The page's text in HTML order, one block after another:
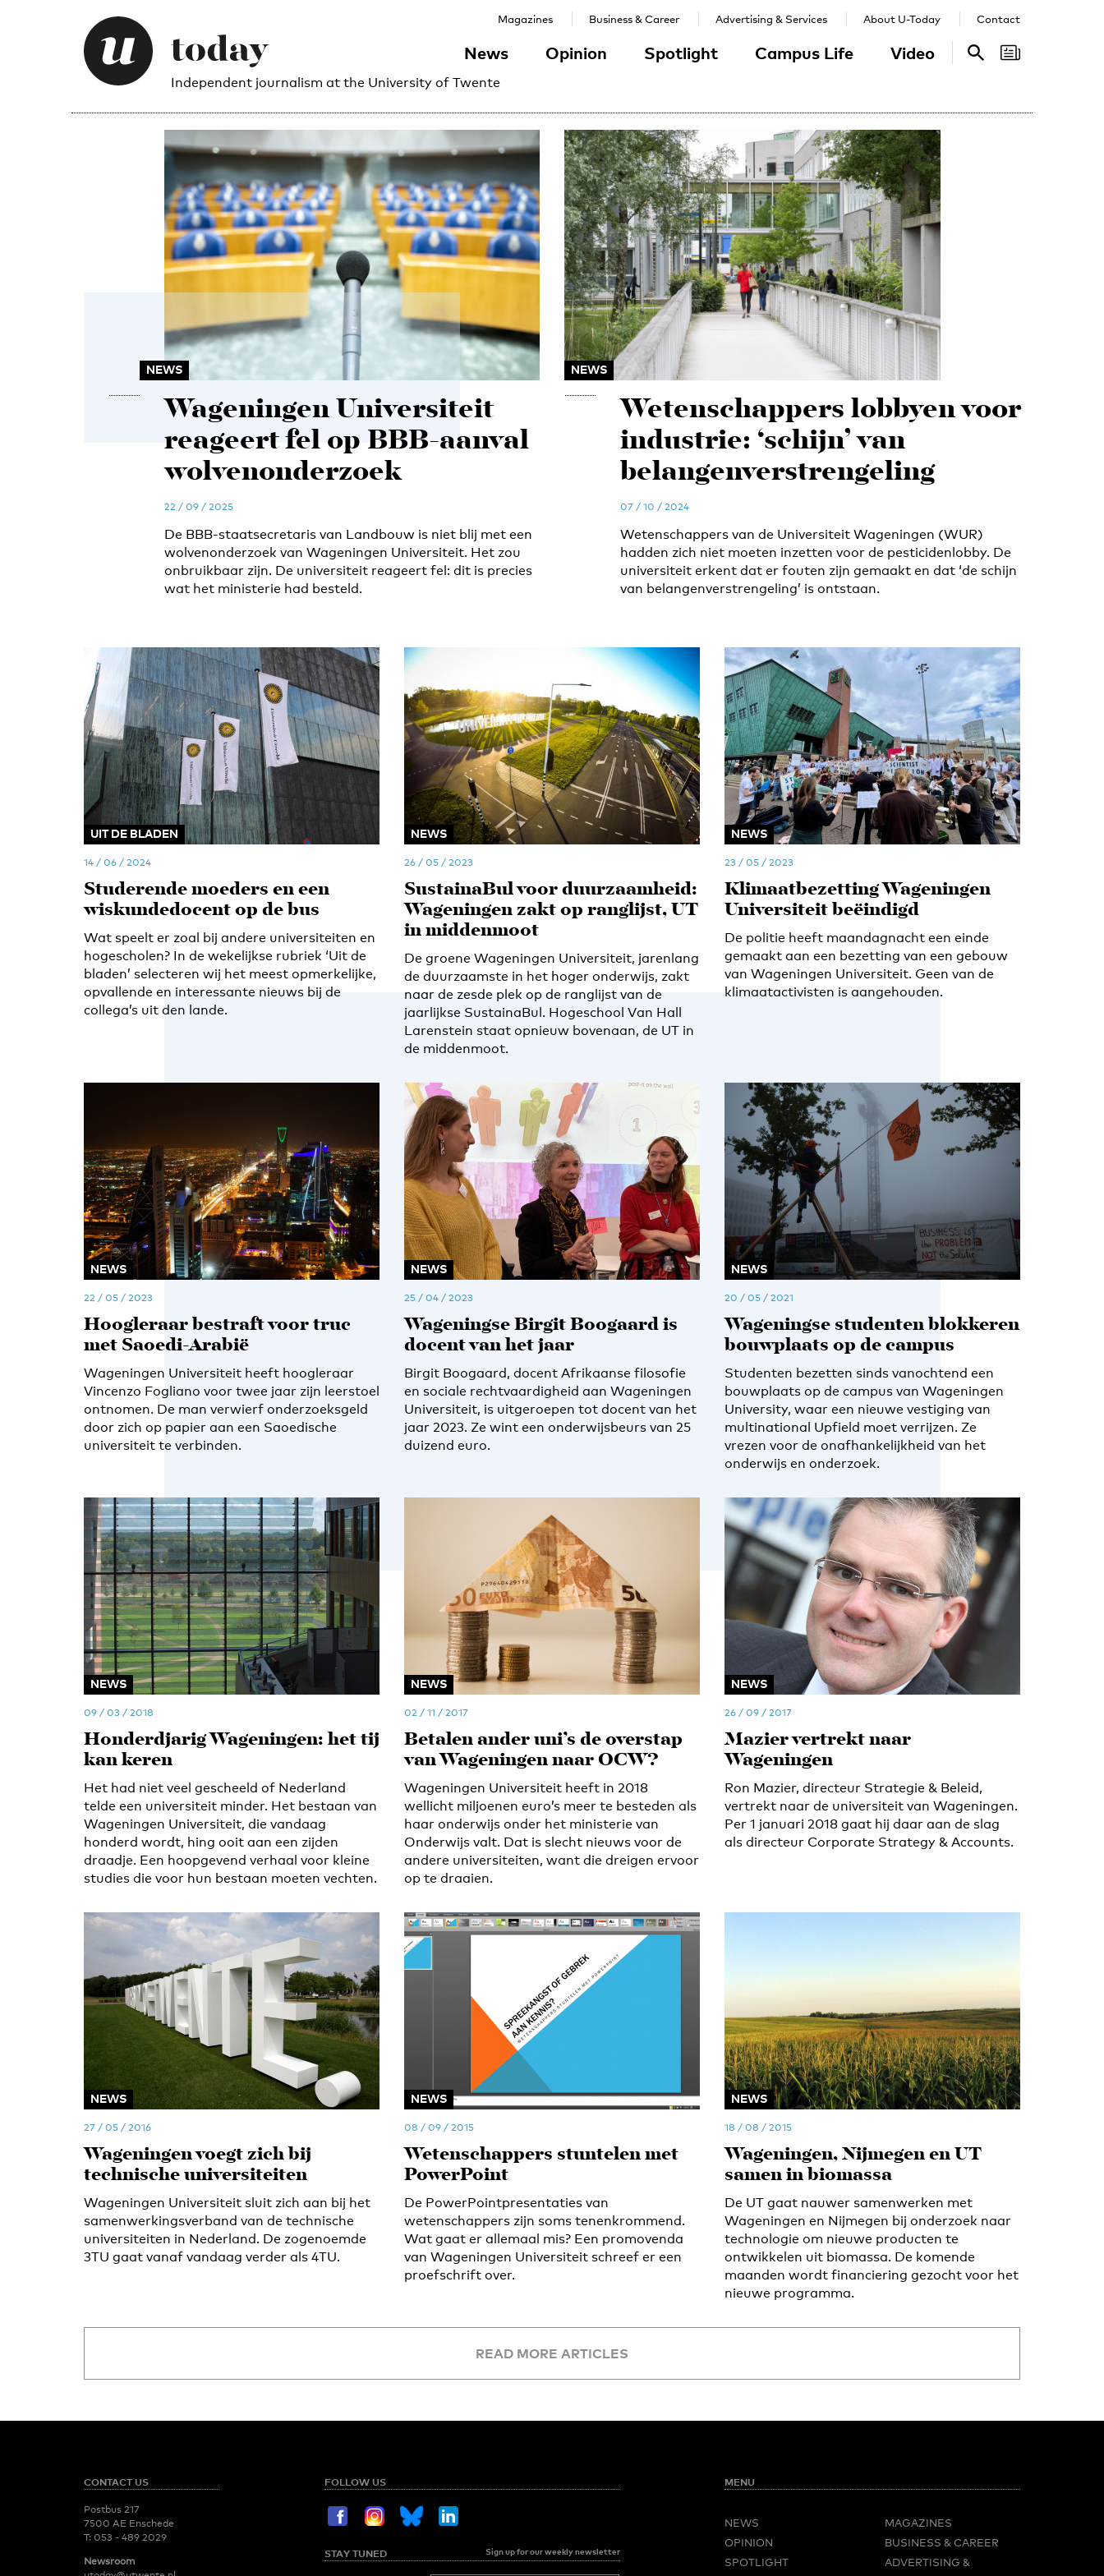
Independent journalism at the University of Twente
News Opinion Spotlight Campus Life Video
Magazines Business & Career Advertising & Services About U-Today Contact
Search
NEWS
Wageningen Universiteit
reageert fel op BBB-aanval
wolvenonderzoek
22 / 09 / 2025
De BBB-staatsecretaris van Landbouw is niet blij met een
wolvenonderzoek van Wageningen Universiteit. Het zou
onbruikbaar zijn. De universiteit reageert fel: dit is precies
wat het ministerie had besteld.
NEWS
Wetenschappers lobbyen voor
industrie: ‘schijn’ van
belangenverstrengeling
07 / 10 / 2024
Wetenschappers van de Universiteit Wageningen (WUR)
hadden zich niet moeten inzetten voor de pesticidenlobby. De
universiteit erkent dat er fouten zijn gemaakt en dat ‘de schijn
van belangenverstrengeling’ is ontstaan.
UIT DE BLADEN
14 / 06 / 2024
Studerende moeders en een
wiskundedocent op de bus
Wat speelt er zoal bij andere universiteiten en
hogescholen? In de wekelijkse rubriek ‘Uit de
bladen’ selecteren wij het meest opmerkelijke,
opvallende en interessante nieuws bij de
collega’s uit den lande.
NEWS
26 / 05 / 2023
SustainaBul voor duurzaamheid:
Wageningen zakt op ranglijst, UT
in middenmoot
De groene Wageningen Universiteit, jarenlang
de duurzaamste in het hoger onderwijs, zakt
naar de zesde plek op de ranglijst van de
jaarlijkse SustainaBul. Hogeschool Van Hall
Larenstein staat opnieuw bovenaan, de UT in
de middenmoot.
NEWS
23 / 05 / 2023
Klimaatbezetting Wageningen
Universiteit beëindigd
De politie heeft maandagnacht een einde
gemaakt aan een bezetting van een gebouw
van Wageningen Universiteit. Geen van de
klimaatactivisten is aangehouden.
NEWS
22 / 05 / 2023
Hoogleraar bestraft voor truc
met Saoedi-Arabië
Wageningen Universiteit heeft hoogleraar
Vincenzo Fogliano voor twee jaar zijn leerstoel
ontnomen. De man verwierf onderzoeksgeld
door zich op papier aan een Saoedische
universiteit te verbinden.
NEWS
25 / 04 / 2023
Wageningse Birgit Boogaard is
docent van het jaar
Birgit Boogaard, docent Afrikaanse filosofie
en sociale rechtvaardigheid aan Wageningen
Universiteit, is uitgeroepen tot docent van het
jaar 2023. Ze wint een onderwijsbeurs van 25
duizend euro.
NEWS
20 / 05 / 2021
Wageningse studenten blokkeren
bouwplaats op de campus
Studenten bezetten sinds vanochtend een
bouwplaats op de campus van Wageningen
University, waar een nieuwe vestiging van
multinational Upfield moet verrijzen. Ze
vrezen voor de onafhankelijkheid van het
onderwijs en onderzoek.
NEWS
09 / 03 / 2018
Honderdjarig Wageningen: het tij
kan keren
Het had niet veel gescheeld of Nederland
telde een universiteit minder. Het bestaan van
Wageningen Universiteit, die vandaag
honderd wordt, hing ooit aan een zijden
draadje. Een hoopgevend verhaal voor kleine
studies die voor hun bestaan moeten vechten.
NEWS
02 / 11 / 2017
Betalen ander uni’s de overstap
van Wageningen naar OCW?
Wageningen Universiteit heeft in 2018
wellicht miljoenen euro’s meer te besteden als
haar onderwijs onder het ministerie van
Onderwijs valt. Dat is slecht nieuws voor de
andere universiteiten, want die dreigen ervoor
op te draaien.
NEWS
26 / 09 / 2017
Mazier vertrekt naar
Wageningen
Ron Mazier, directeur Strategie & Beleid,
vertrekt naar de universiteit van Wageningen.
Per 1 januari 2018 gaat hij daar aan de slag
als directeur Corporate Strategy & Accounts.
NEWS
27 / 05 / 2016
Wageningen voegt zich bij
technische universiteiten
Wageningen Universiteit sluit zich aan bij het
samenwerkingsverband van de technische
universiteiten in Nederland. De zogenoemde
3TU gaat vanaf vandaag verder als 4TU.
NEWS
08 / 09 / 2015
Wetenschappers stuntelen met
PowerPoint
De PowerPointpresentaties van
wetenschappers zijn soms tenenkrommend.
Wat gaat er allemaal mis? Een promovenda
van Wageningen Universiteit schreef er een
proefschrift over.
NEWS
18 / 08 / 2015
Wageningen, Nijmegen en UT
samen in biomassa
De UT gaat nauwer samenwerken met
Wageningen en Nijmegen bij onderzoek naar
technologie om nieuwe producten te
ontwikkelen uit biomassa. De komende
maanden wordt financiering gezocht voor het
nieuwe programma.
READ MORE ARTICLES
CONTACT US
Postbus 217
7500 AE Enschede
T: 053 - 489 2029
Newsroom
FOLLOW US
STAY TUNED Sign up for our weekly newsletter
MENU
NEWS
OPINION
SPOTLIGHT
MAGAZINES
BUSINESS & CAREER
ADVERTISING &